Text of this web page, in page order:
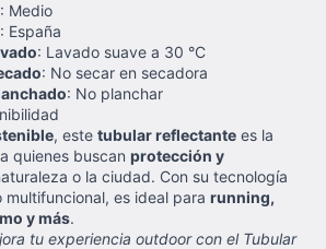
: Medio
: España
: Lavado suave a 30 °C
: No secar en secadora
: No planchar
, este tubular reflectante es la
quienes buscan protección y
o la ciudad. Con su tecnología
multifuncional, es ideal para running,
y más.
tu experiencia outdoor con el Tubular